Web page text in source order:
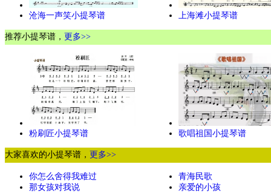
沧海一声笑小提琴谱 上海滩小提琴谱
推荐小提琴谱， 更多>>
粉刷匠小提琴谱 歌唱祖国小提琴谱
大家喜欢的小提琴谱， 更多>>
你怎么舍得我难过
那女孩对我说
青海民歌
亲爱的小孩